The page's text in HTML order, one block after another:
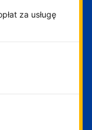
za usługę